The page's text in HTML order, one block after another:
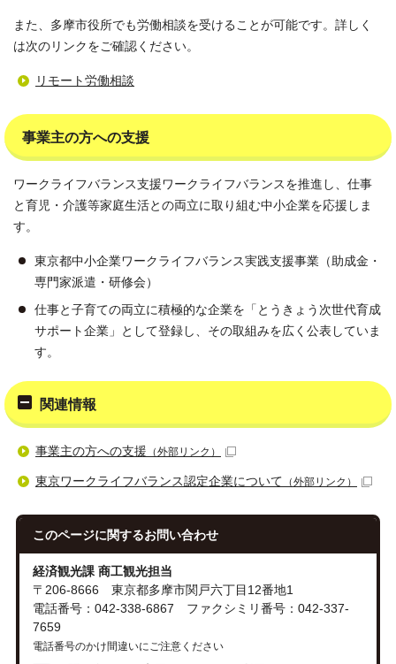
また、多摩市役所でも労働相談を受けることが可能です。詳しく
は次のリンクをご確認ください。
リモート労働相談
事業主の方への支援
ワークライフバランス支援ワークライフバランスを推進し、仕事
と育児・介護等家庭生活との両立に取り組む中小企業を応援しま
す。
東京都中小企業ワークライフバランス実践支援事業（助成金・
専門家派遣・研修会）
仕事と子育ての両立に積極的な企業を「とうきょう次世代育成
サポート企業」として登録し、その取組みを広く公表していま
す。
関連情報
事業主の方への支援 （外部リンク）
東京ワークライフバランス認定企業について （外部リンク）
このページに関するお問い合わせ
経済観光課 商工観光担当
〒206-8666 東京都多摩市関戸六丁目12番地1
電話番号：042-338-6867 ファクシミリ番号：042-337-
7659
電話番号のかけ間違いにご注意ください